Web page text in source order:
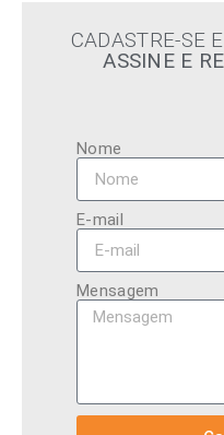
CADASTRE-SE
ASSINE E
Nome
E-mail
Mensagem